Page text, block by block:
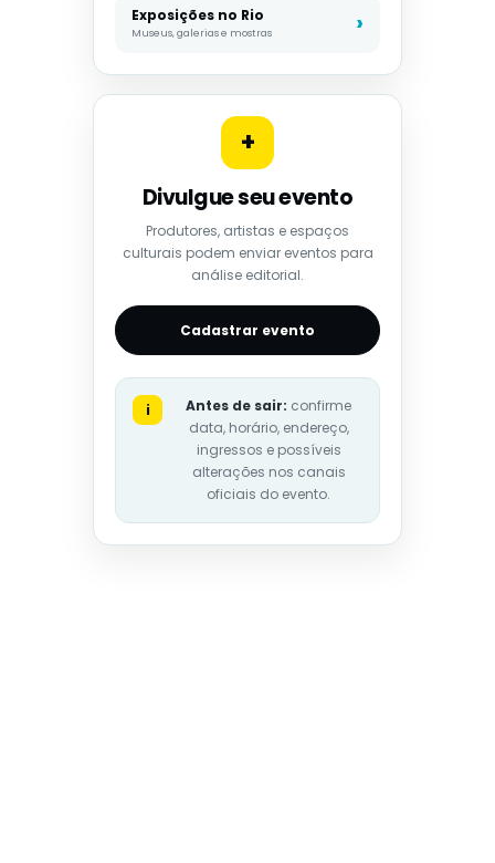
Exposições no Rio
Museus, galerias e mostras
+
Divulgue seu evento
Produtores, artistas e espaços
culturais podem enviar eventos para
análise editorial.
Cadastrar evento
i Antes de sair: confirme
data, horário, endereço,
ingressos e possíveis
alterações nos canais
oficiais do evento.